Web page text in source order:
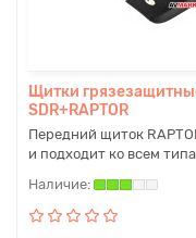
Щитки
SDR+RAPTOR
Передний щиток
и подходит ко всем